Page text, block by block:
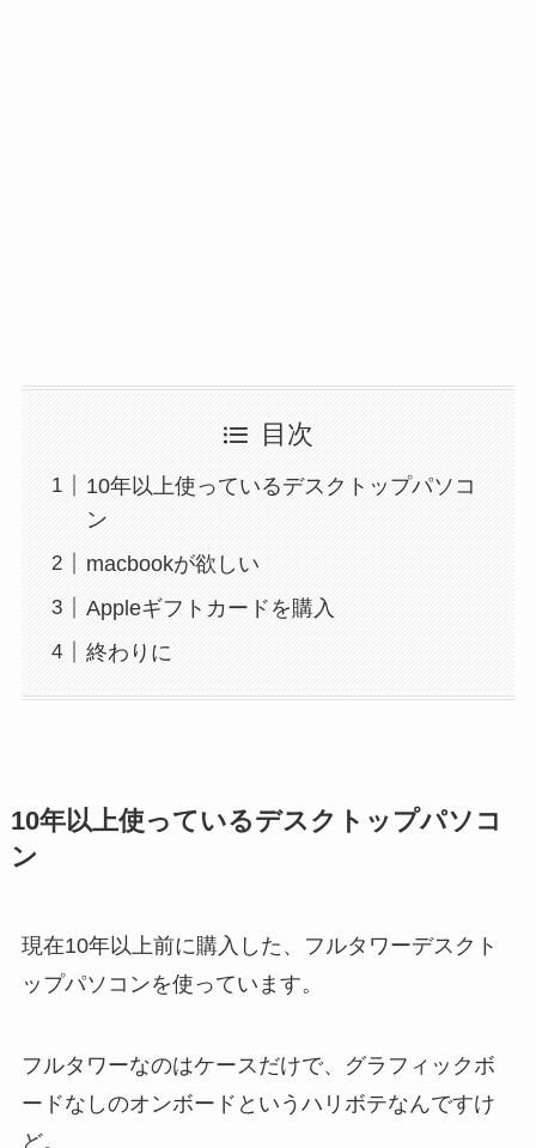
目次
10年以上使っているデスクトップパソコ
ン
macbookが欲しい
Appleギフトカードを購入
終わりに
10年以上使っているデスクトップパソコ
ン
現在10年以上前に購入した、フルタワーデスクト
ップパソコンを使っています。
フルタワーなのはケースだけで、グラフィックボ
ードなしのオンボードというハリボテなんですけ
ど。